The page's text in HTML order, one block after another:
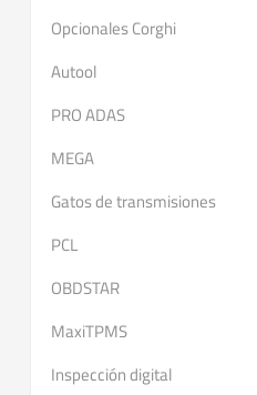
Opcionales Corghi
Autool
PRO ADAS
MEGA
Gatos de transmisiones
PCL
OBDSTAR
MaxiTPMS
Inspección digital